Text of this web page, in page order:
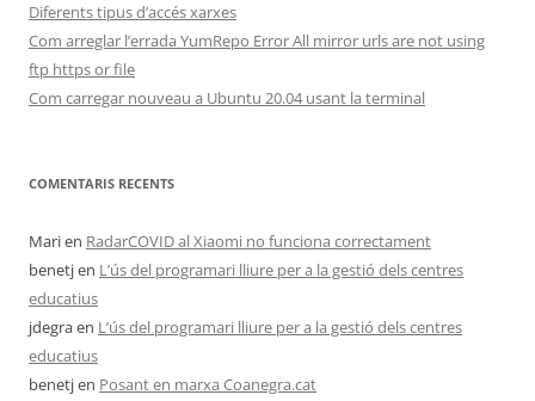
Diferents tipus d’accés xarxes
Com arreglar l’errada YumRepo Error All mirror urls are not using
ftp https or file
Com carregar nouveau a Ubuntu 20.04 usant la terminal
COMENTARIS RECENTS
Marien RadarCOVID al Xiaomi no funciona correctament
benetjen L’ús del programari lliure per a la gestió dels centres
educatius
jdegraen L’ús del programari lliure per a la gestió dels centres
educatius
benetjen Posant en marxa Coanegra.cat